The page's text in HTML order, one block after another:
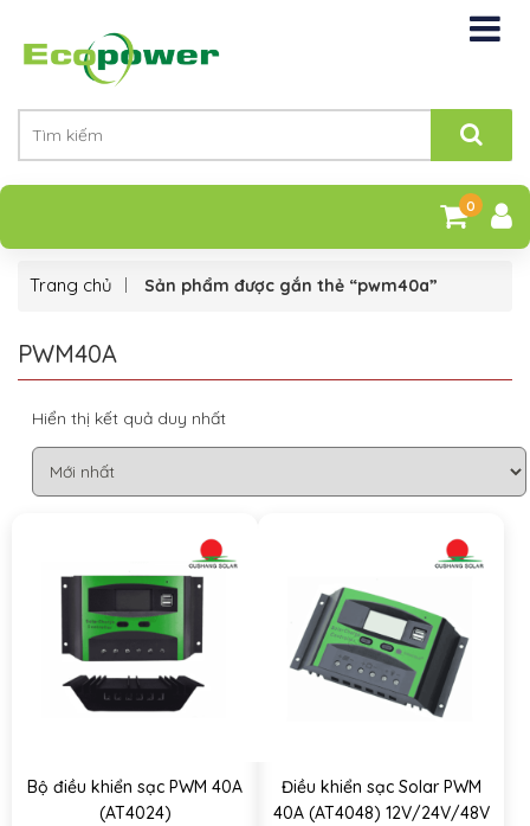
0
Trang chủ Sản phẩm được gắn thẻ “pwm40a”
PWM40A
Hiển thị kết quả duy nhất
Bộ điều khiển sạc PWM 40A
(AT4024)
Điều khiển sạc Solar PWM
40A (AT4048) 12V/24V/48V